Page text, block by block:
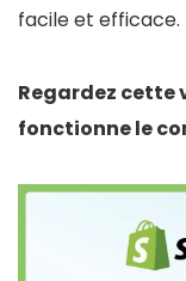
facile et efficace.
Regardez cette
fonctionne le